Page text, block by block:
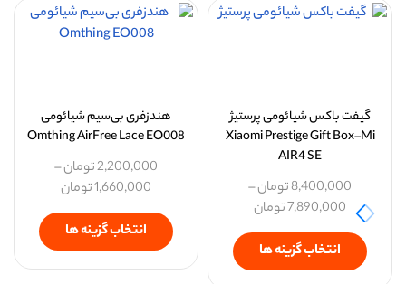
گیفت باکس شیائومی پرستیژ
Xiaomi Prestige Gift Box–Mi
AIR4 SE
8,400,000تومان–
7,890,000تومان
انتخاب گزینه ها
هندزفری بی‌سیم شیائومی
Omthing AirFree Lace EO008
2,200,000تومان–
1,660,000تومان
انتخاب گزینه ها